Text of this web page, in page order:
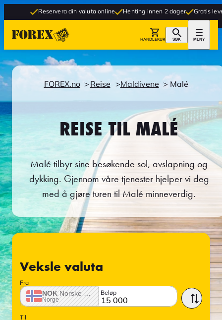
Reservera din valuta online Henting innen 2 dager Gratis levering til
HANDLEKURV SØK MENY
FOREX.no Reise Maldivene Malé
REISE TIL MALÉ
Malé tilbyr sine besøkende sol, avslapning og
dykking. Gjennom våre tjenester hjelper vi deg
med å gjøre turen til Malé minneverdig.
Veksle valuta
Fra
NOK Norske krone
Norge
Beløp
Til